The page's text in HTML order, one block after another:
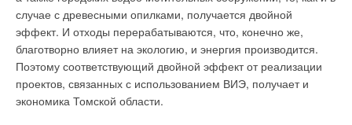
случае с древесными опилками, получается двойной
эффект. И отходы перерабатываются, что, конечно же,
благотворно влияет на экологию, и энергия производится.
Поэтому соответствующий двойной эффект от реализации
проектов, связанных с использованием ВИЭ, получает и
экономика Томской области.
подключить до пяти сервоприводов. Удобство сервоприводов
компании REHAU заключается в простоте монтажа (в том
числе в перевернутом положении), а в процессе
эксплуатации — в однозначном отображении режима.
При рассмотрении работы сервоприводов, особый интерес